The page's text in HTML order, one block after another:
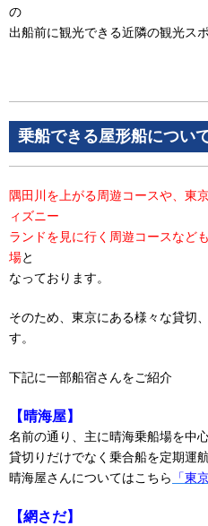
の
出船前に観光できる近隣の観光ス
乗船できる屋形船につい
隅田川を上がる周遊コースや、東
ィズニー
ランドを見に行く周遊コースなど
場と
なっております。
そのため、東京にある様々な貸切
す。
下記に一部船宿さんをご紹介
【晴海屋】
名前の通り、主に晴海乗船場を中
貸切りだけでなく乗合船を定期運
晴海屋さんについてはこちら
「東
【網さだ】